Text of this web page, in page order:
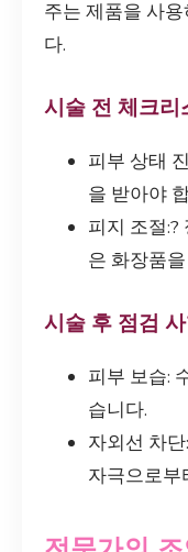
주는 제품을 사
다.
시술 전 체크리
피부 상태
을 받아야
피지 조절
은 화장품
시술 후 점검
피부 보습:
습니다.
자외선 차
자극으로부